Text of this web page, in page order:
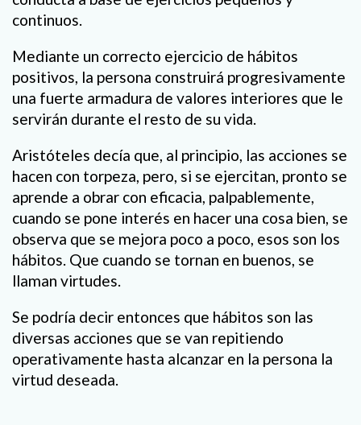
continuos.
Mediante un correcto ejercicio de hábitos
positivos, la persona construirá progresivamente
una fuerte armadura de valores interiores que le
servirán durante el resto de su vida.
Aristóteles decía que, al principio, las acciones se
hacen con torpeza, pero, si se ejercitan, pronto se
aprende a obrar con eficacia, palpablemente,
cuando se pone interés en hacer una cosa bien, se
observa que se mejora poco a poco, esos son los
hábitos. Que cuando se tornan en buenos, se
llaman virtudes.
Se podría decir entonces que hábitos son las
diversas acciones que se van repitiendo
operativamente hasta alcanzar en la persona la
virtud deseada.